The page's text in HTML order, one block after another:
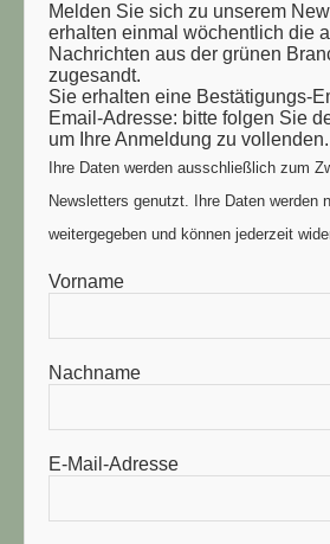
Melden Sie sich zu unserem
erhalten einmal wöchentlich die
Nachrichten aus der grünen
zugesandt.
Sie erhalten eine Bestätigungs-
Email-Adresse: bitte folgen Sie
um Ihre Anmeldung zu vollenden.
Ihre Daten werden ausschließlich zum
Newsletters genutzt. Ihre Daten werden
weitergegeben und können jederzeit
Vorname
Nachname
E-Mail-Adresse